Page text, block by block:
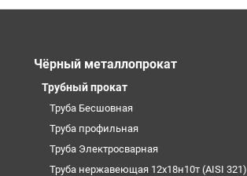
Чёрный металлопрокат
Трубный прокат
Труба Бесшовная
Труба профильная
Труба Электросварная
Труба нержавеющая 12х18н10т (AISI 321)